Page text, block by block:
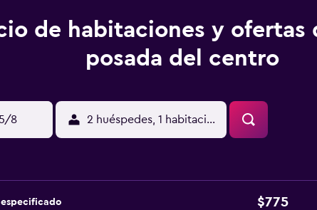
de habitaciones y ofertas
posada del centro
8 2 huéspedes, 1 habitación
$775